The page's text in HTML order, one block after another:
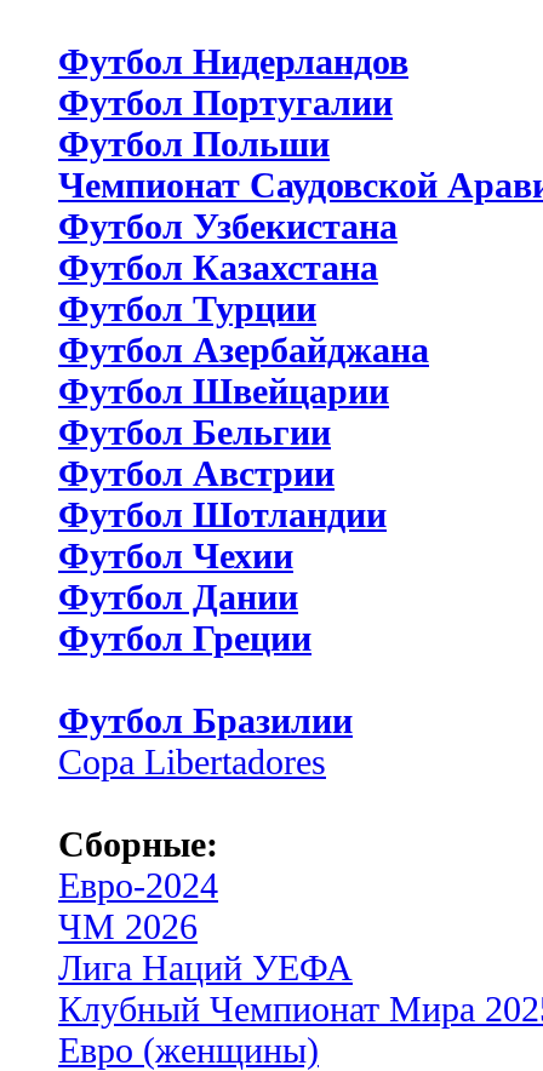
Футбол Нидерландов
Футбол Португалии
Футбол Польши
Чемпионат Саудовской
Футбол Узбекистана
Футбол Казахстана
Футбол Турции
Футбол Азербайджана
Футбол Швейцарии
Футбол Бельгии
Футбол Австрии
Футбол Шотландии
Футбол Чехии
Футбол Дании
Футбол Греции
Футбол Бразилии
Copa Libertadores
Сборные:
Евро-2024
ЧМ 2026
Лига Наций УЕФА
Клубный Чемпионат Мира
Евро (женщины)